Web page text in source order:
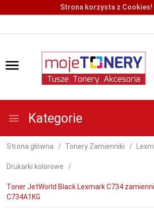
Strona korzysta z Cookies!
Kategorie
Strona główna Tonery Zamienniki
Drukarki kolorowe
Toner JetWorld Black Lexmark C734
C734A1KG